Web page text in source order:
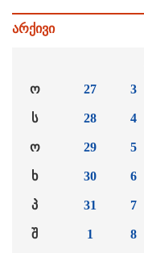
არქივი
ო
ს
ო
ხ
პ
შ
27
28
29
30
31
1
3
4
5
6
7
8